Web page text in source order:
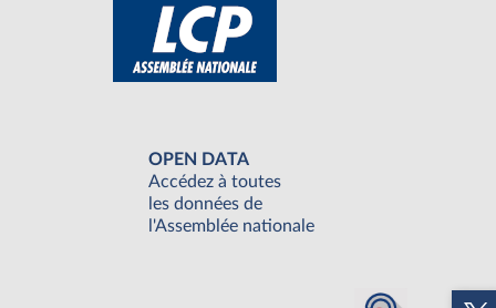
OPEN DATA
Accédez à toutes
les données de
l'Assemblée nationale